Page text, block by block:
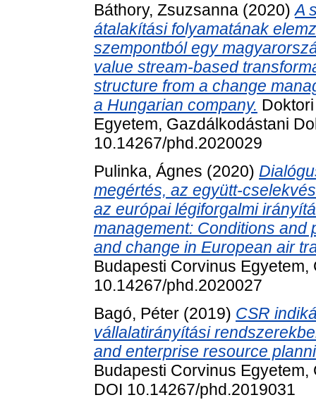
Báthory, Zsuzsanna (2020)A
átalakítási folyamatának
szempontból egy
value stream-based
structure from a change
a Hungarian company.
Egyetem, Gazdálkodástani
10.14267/phd.2020029
Pulinka, Ágnes (2020)
megértés, az együtt-
az európai légiforgalmi
management: Conditions and
and change in European air
Budapesti Corvinus
10.14267/phd.2020027
Bagó, Péter (2019) CSR
vállalatirányítási
and enterprise resource
Budapesti Corvinus
DOI 10.14267/phd.2019031